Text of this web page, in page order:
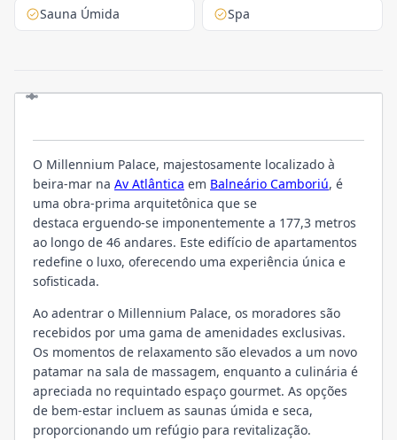
Sauna Úmida Spa
O Millennium Palace, majestosamente localizado à
beira-mar na Av Atlântica em Balneário Camboriú, é
uma obra-prima arquitetônica que se
destaca erguendo-se imponentemente a 177,3 metros
ao longo de 46 andares. Este edifício de apartamentos
redefine o luxo, oferecendo uma experiência única e
sofisticada.
Ao adentrar o Millennium Palace, os moradores são
recebidos por uma gama de amenidades exclusivas.
Os momentos de relaxamento são elevados a um novo
patamar na sala de massagem, enquanto a culinária é
apreciada no requintado espaço gourmet. As opções
de bem-estar incluem as saunas úmida e seca,
proporcionando um refúgio para revitalização.